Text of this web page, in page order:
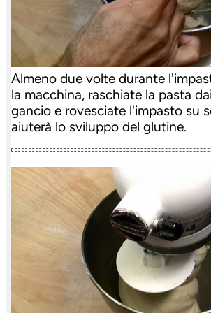
Almeno due volte durante
la macchina, raschiate la pasta
gancio e rovesciate l'impasto su
aiuterà lo sviluppo del glutine.